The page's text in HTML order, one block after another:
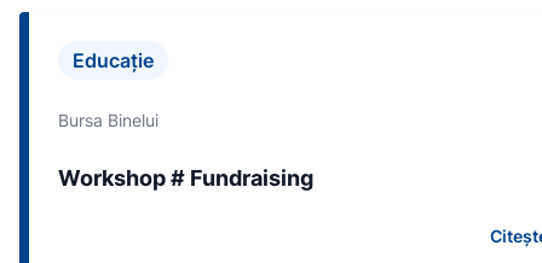
Educație
Bursa Binelui
Workshop # Fundraising